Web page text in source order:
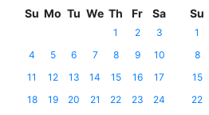
Su Mo Tu We Th Fr Sa
1 2
3
4
5 6 7 8 9
10
11
12 13 14 15 16
17
18
19 20 21 22 23
24
Su
1
8
15
22